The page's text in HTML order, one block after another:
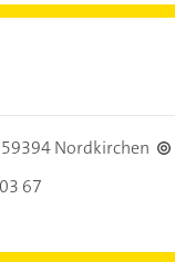
59394 Nordkirchen
67